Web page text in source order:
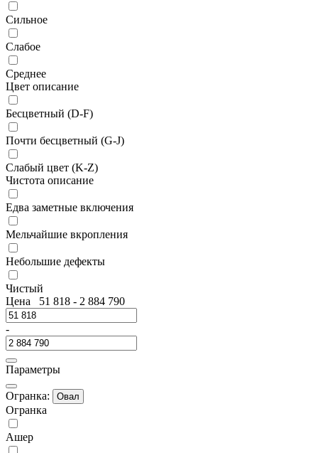
Сильное
Слабое
Среднее
Цвет описание
Бесцветный (D-F)
Почти бесцветный (G-J)
Слабый цвет (K-Z)
Чистота описание
Едва заметные включения
Мельчайшие вкропления
Небольшие дефекты
Чистый
Цена 51 818 - 2 884 790
-
Параметры
Огранка: Овал
Огранка
Ашер